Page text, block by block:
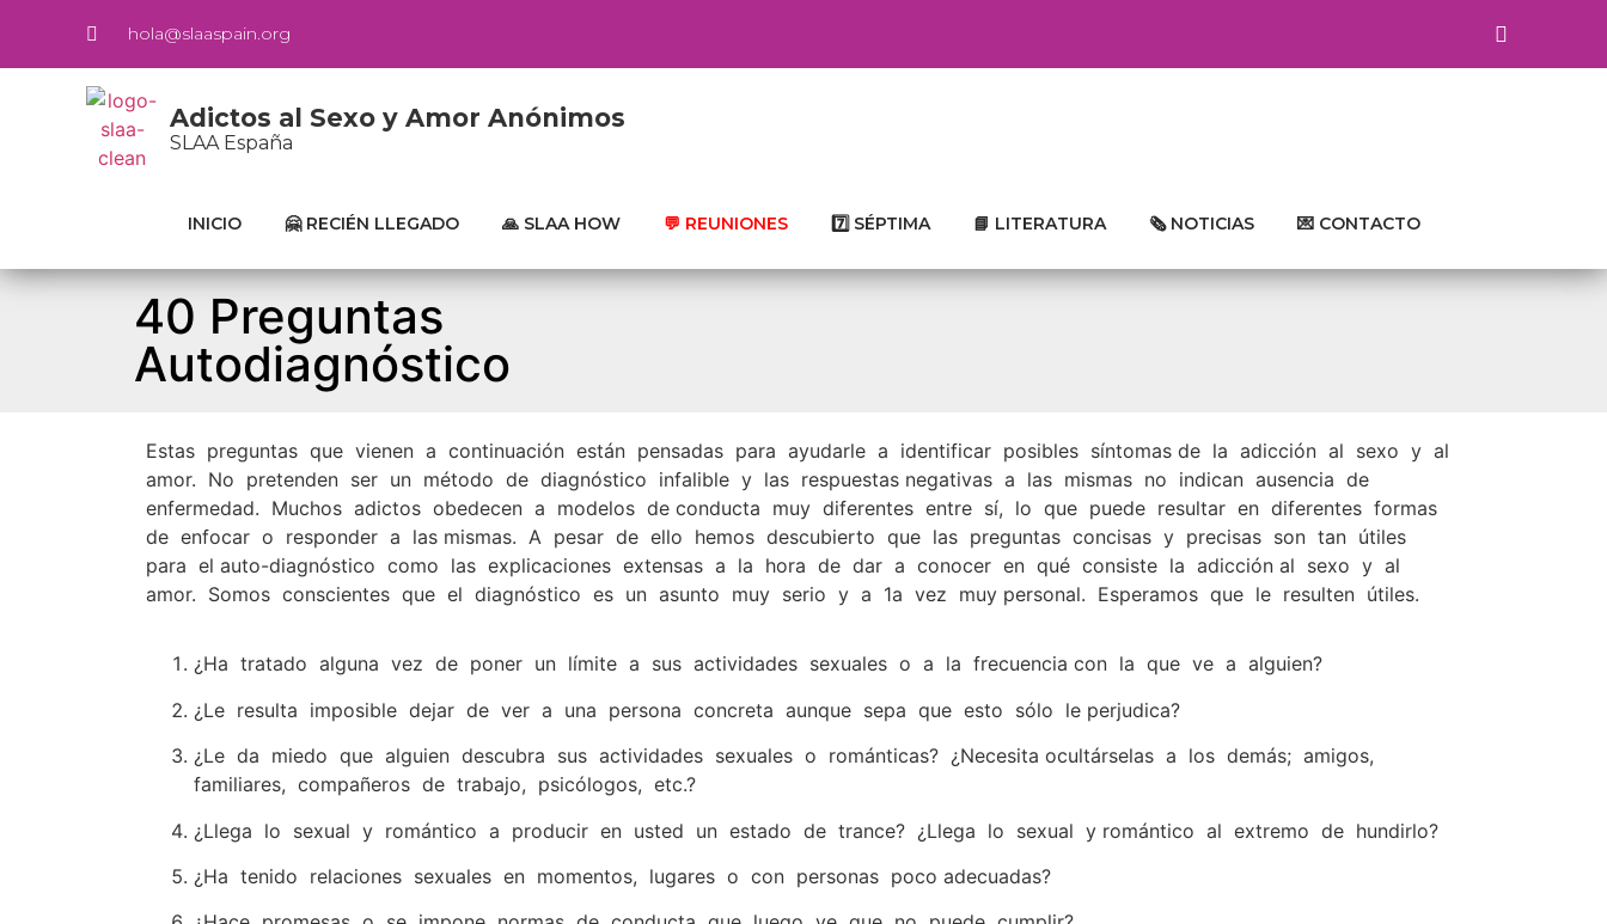
hola@slaaspain.org
Adictos al Sexo y Amor Anónimos
SLAA España
INICIO 🤗 RECIÉN LLEGADO 🙏 SLAA HOW 💬 REUNIONES 7️⃣ SÉPTIMA 📘 LITERATURA 🗞 NOTICIAS 💌 CONTACTO
40 Preguntas
Autodiagnóstico
Estas preguntas que vienen a continuación están pensadas para ayudarle a identificar posibles síntomas de la adicción al sexo y al
amor. No pretenden ser un método de diagnóstico infalible y las respuestas negativas a las mismas no indican ausencia de
enfermedad. Muchos adictos obedecen a modelos de conducta muy diferentes entre sí, lo que puede resultar en diferentes formas
de enfocar o responder a las mismas. A pesar de ello hemos descubierto que las preguntas concisas y precisas son tan útiles
para el auto-diagnóstico como las explicaciones extensas a la hora de dar a conocer en qué consiste la adicción al sexo y al
amor. Somos conscientes que el diagnóstico es un asunto muy serio y a 1a vez muy personal. Esperamos que le resulten útiles.
¿Ha tratado alguna vez de poner un límite a sus actividades sexuales o a la frecuencia con la que ve a alguien?
¿Le resulta imposible dejar de ver a una persona concreta aunque sepa que esto sólo le perjudica?
¿Le da miedo que alguien descubra sus actividades sexuales o románticas? ¿Necesita ocultárselas a los demás; amigos,
familiares, compañeros de trabajo, psicólogos, etc.?
¿Llega lo sexual y romántico a producir en usted un estado de trance? ¿Llega lo sexual y romántico al extremo de hundirlo?
¿Ha tenido relaciones sexuales en momentos, lugares o con personas poco adecuadas?